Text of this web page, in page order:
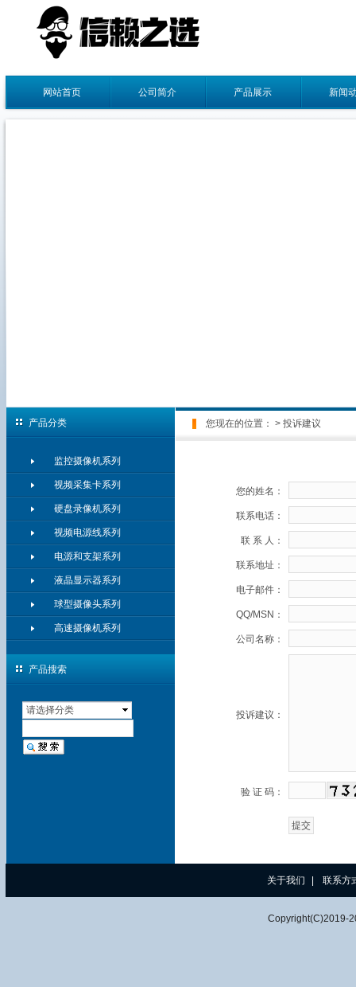
网站首页 公司简介 产品展示 新闻
产品搜索
请选择分类
您现在的位置： > 投诉建议
产品分类
监控摄像机系列
视频采集卡系列
硬盘录像机系列
视频电源线系列
电源和支架系列
液晶显示器系列
球型摄像头系列
高速摄像机系列
您的姓名：
联系电话：
联 系 人：
联系地址：
电子邮件：
QQ/MSN：
公司名称：
投诉建议：
验 证 码：
Copyright(C)2019-
关于我们 联系方